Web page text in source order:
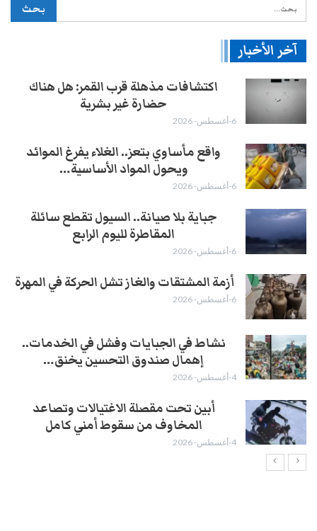
آخر الأخبار
اكتشافات مذهلة قرب القمر: هل هناك
حضارة غير بشرية
6-أغسطس- 2026
واقع مأساوي بتعز.. الغلاء يفرغ الموائد
ويحول المواد الأساسية…
6-أغسطس- 2026
جباية بلا صيانة.. السيول تقطع سائلة
المقاطرة لليوم الرابع
6-أغسطس- 2026
أزمة المشتقات والغاز تشل الحركة في المهرة ​
6-أغسطس- 2026
نشاط في الجبايات وفشل في الخدمات..
إهمال صندوق التحسين يخنق…
4-أغسطس- 2026
أبين تحت مقصلة الاغتيالات وتصاعد
المخاوف من سقوط أمني كامل
4-أغسطس- 2026